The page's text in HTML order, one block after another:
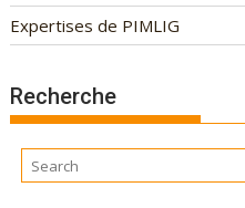
Expertises de PIMLIG
Recherche